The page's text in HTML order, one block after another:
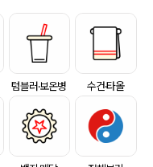
텀블러·보온병 수건·타올